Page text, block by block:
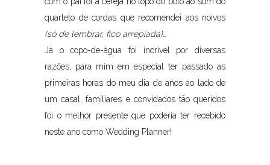
quarteto de cordas que recomendei aos noivos
(só de lembrar, fico arrepiada)…
Já o copo-de-água foi incrível por diversas
razões, para mim em especial ter passado as
primeiras horas do meu dia de anos ao lado de
um casal, familiares e convidados tão queridos
foi o melhor presente que poderia ter recebido
neste ano como Wedding Planner!